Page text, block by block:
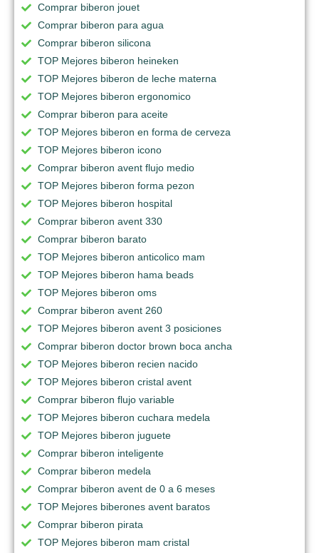
Comprar biberon jouet
Comprar biberon para agua
Comprar biberon silicona
TOP Mejores biberon heineken
TOP Mejores biberon de leche materna
TOP Mejores biberon ergonomico
Comprar biberon para aceite
TOP Mejores biberon en forma de cerveza
TOP Mejores biberon icono
Comprar biberon avent flujo medio
TOP Mejores biberon forma pezon
TOP Mejores biberon hospital
Comprar biberon avent 330
Comprar biberon barato
TOP Mejores biberon anticolico mam
TOP Mejores biberon hama beads
TOP Mejores biberon oms
Comprar biberon avent 260
TOP Mejores biberon avent 3 posiciones
Comprar biberon doctor brown boca ancha
TOP Mejores biberon recien nacido
TOP Mejores biberon cristal avent
Comprar biberon flujo variable
TOP Mejores biberon cuchara medela
TOP Mejores biberon juguete
Comprar biberon inteligente
Comprar biberon medela
Comprar biberon avent de 0 a 6 meses
TOP Mejores biberones avent baratos
Comprar biberon pirata
TOP Mejores biberon mam cristal